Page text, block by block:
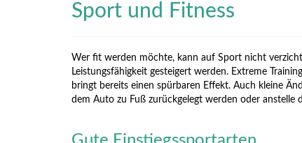
Sport und Fitness
Wer fit werden möchte, kann auf Sport nicht
Leistungsfähigkeit gesteigert werden. Extreme
bringt bereits einen spürbaren Effekt. Auch kleine
dem Auto zu Fuß zurückgelegt werden oder anstelle